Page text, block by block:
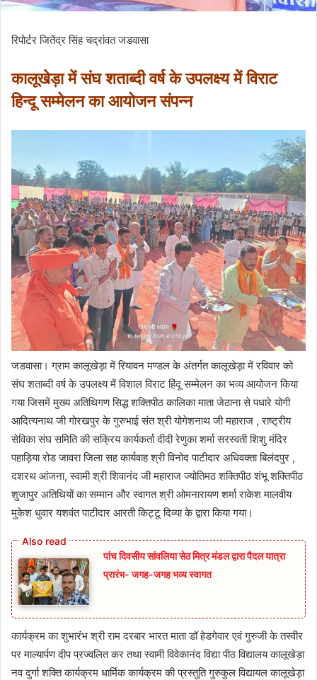
रिपोर्टर जितेंद्र सिंह चद्रांवत जडवासा
कालूखेड़ा में संघ शताब्दी वर्ष के उपलक्ष्य में विराट
हिन्दू सम्मेलन का आयोजन संपन्न
जडवासा। ग्राम कालूखेड़ा में रियावन मण्डल के अंतर्गत कालूखेड़ा में रविवार को
संघ शताब्दी वर्ष के उपलक्ष्य में विशाल विराट हिंदू सम्मेलन का भव्य आयोजन किया
गया जिसमें मुख्य अतिथिगण सिद्ध शक्तिपीठ कालिका माता जेठाना से पधारे योगी
आदित्यनाथ जी गोरखपुर के गुरुभाई संत श्री योगेशनाथ जी महाराज , राष्ट्रीय
सेविका संघ समिति की सक्रिय कार्यकर्ता दीदी रेणुका शर्मा सरस्वती शिशु मंदिर
पहाड़िया रोड जावरा जिला सह कार्यवाह श्री विनोद पाटीदार अधिवक्ता बिलंदपुर ,
दशरथ आंजना, स्वामी श्री शिवानंद जी महाराज ज्योतिमठ शक्तिपीठ शंभू शक्तिपीठ
शुजापुर अतिथियों का सम्मान और स्वागत श्री ओमनारायण शर्मा राकेश मालवीय
मुकेश धुवार यशवंत पाटीदार आरती किट्टू दिव्या के द्वारा किया गया।
पांच दिवसीय सांवलिया सेठ मित्र मंडल द्वारा पैदल यात्रा
प्रारंभ- जगह-जगह भव्य स्वागत
कार्यक्रम का शुभारंभ श्री राम दरबार भारत माता डॉ हेडगेवार एवं गुरुजी के तस्वीर
पर माल्यार्पण दीप प्रज्वलित कर तथा स्वामी विवेकानंद विद्या पीठ विद्यालय कालूखेड़ा
नव दुर्गा शक्ति कार्यक्रम धार्मिक कार्यक्रम की प्रस्तुति गुरुकुल विद्यायल कालूखेड़ा